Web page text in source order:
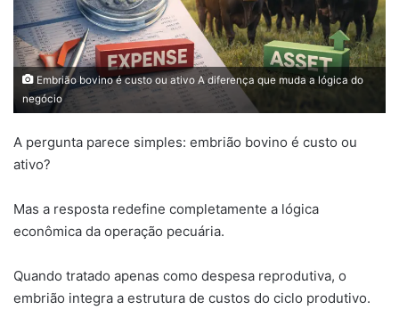
Embrião bovino é custo ou ativo A diferença que muda a lógica do
negócio
A pergunta parece simples: embrião bovino é custo ou
ativo?
Mas a resposta redefine completamente a lógica
econômica da operação pecuária.
Quando tratado apenas como despesa reprodutiva, o
embrião integra a estrutura de custos do ciclo produtivo.